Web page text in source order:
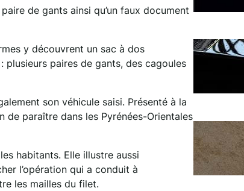
de gants ainsi qu’un faux document
y découvrent un sac à dos
plusieurs paires de gants, des cagoules
son véhicule saisi. Présenté à la
de paraître dans les Pyrénées-Orientales
habitants. Elle illustre aussi
l’opération qui a conduit à
les mailles du filet.